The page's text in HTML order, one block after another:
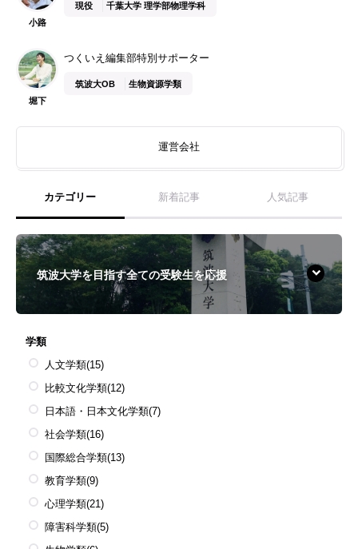
小路
現役 千葉大学 理学部物理学科
堀下
つくいえ編集部特別サポーター
筑波大OB 生物資源学類
運営会社
カテゴリー 新着記事 人気記事
筑波大学を目指す全ての受験生を応援
学類
人文学類(15)
比較文化学類(12)
日本語・日本文化学類(7)
社会学類(16)
国際総合学類(13)
教育学類(9)
心理学類(21)
障害科学類(5)